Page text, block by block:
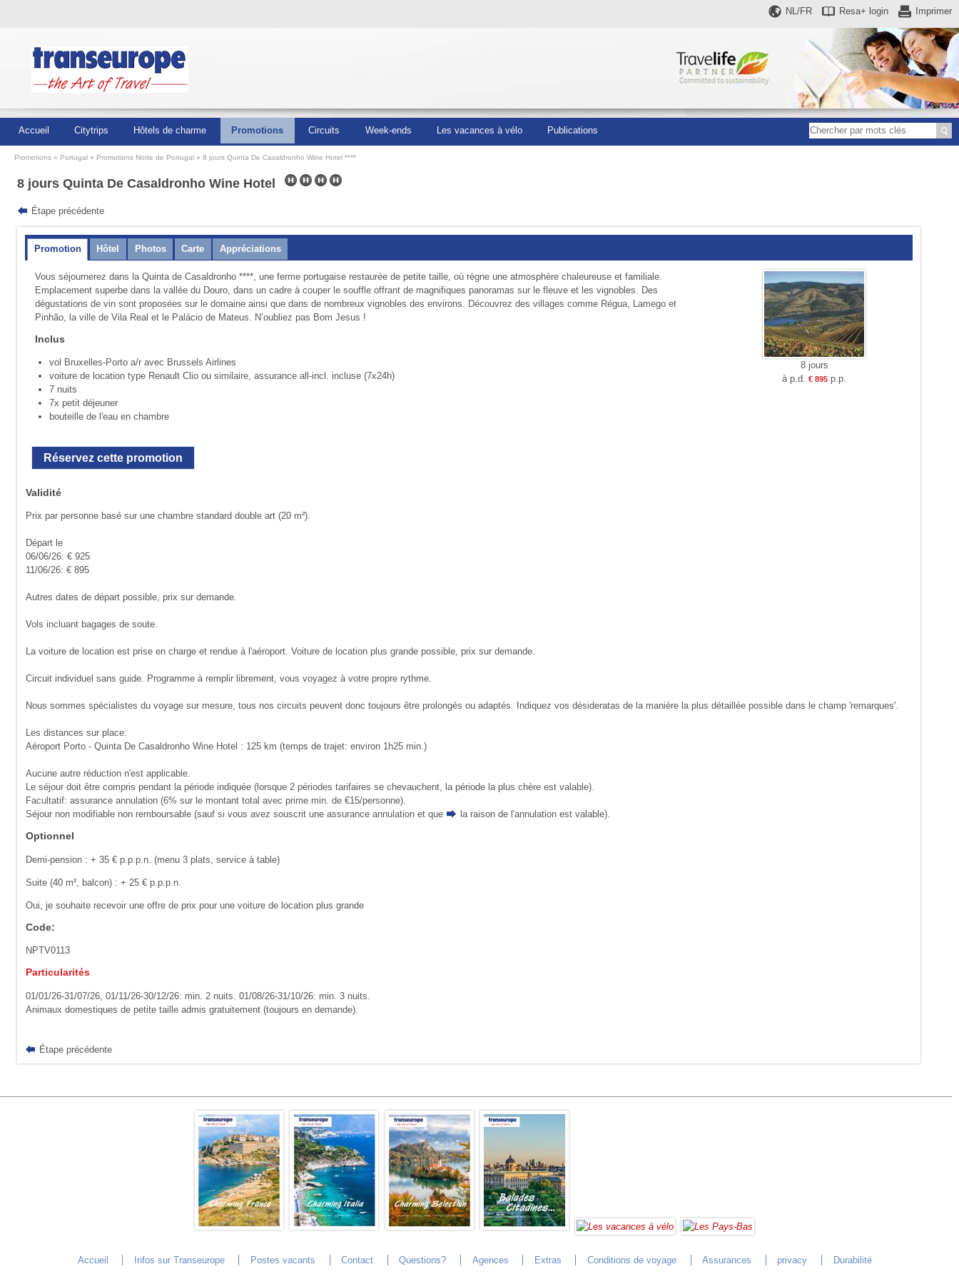
Imprimer
Resa+ login
NL/FR
Accueil Citytrips Hôtels de charme Promotions Circuits Week-ends Les vacances à vélo Publications
Promotions Portugal Promotions Norte de Portugal 8 jours Quinta De Casaldronho Wine Hotel ****
8 jours Quinta De Casaldronho Wine Hotel
Étape précédente
Promotion Hôtel Photos Carte Appréciations
Vous séjournerez dans la Quinta de Casaldronho ****, une ferme portugaise restaurée de petite taille, où règne une atmosphère chaleureuse et familiale.
Emplacement superbe dans la vallée du Douro, dans un cadre à couper le souffle offrant de magnifiques panoramas sur le fleuve et les vignobles. Des
dégustations de vin sont proposées sur le domaine ainsi que dans de nombreux vignobles des environs. Découvrez des villages comme Régua, Lamego et
Pinhão, la ville de Vila Real et le Palácio de Mateus. N’oubliez pas Bom Jesus !
Inclus
vol Bruxelles-Porto a/r avec Brussels Airlines
voiture de location type Renault Clio ou similaire, assurance all-incl. incluse (7x24h)
7 nuits
7x petit déjeuner
bouteille de l'eau en chambre
8 jours
à p.d.€ 895 p.p.
Réservez cette promotion
Validité
Prix par personne basé sur une chambre standard double art (20 m²).
Départ le
06/06/26: € 925
11/06/26: € 895
Autres dates de départ possible, prix sur demande.
Vols incluant bagages de soute.
La voiture de location est prise en charge et rendue à l'aéroport. Voiture de location plus grande possible, prix sur demande.
Circuit individuel sans guide. Programme à remplir librement, vous voyagez à votre propre rythme.
Nous sommes spécialistes du voyage sur mesure, tous nos circuits peuvent donc toujours être prolongés ou adaptés. Indiquez vos désideratas de la manière la plus détaillée possible dans le champ 'remarques'.
Les distances sur place:
Aéroport Porto - Quinta De Casaldronho Wine Hotel : 125 km (temps de trajet: environ 1h25 min.)
Aucune autre réduction n'est applicable.
Le séjour doit être compris pendant la période indiquée (lorsque 2 périodes tarifaires se chevauchent, la période la plus chère est valable).
Facultatif: assurance annulation (6% sur le montant total avec prime min. de €15/personne).
Séjour non modifiable non remboursable (sauf si vous avez souscrit une assurance annulation et que
la raison de l'annulation est valable).
Optionnel
Demi-pension : + 35 € p.p.p.n. (menu 3 plats, service à table)
Suite (40 m², balcon) : + 25 € p.p.p.n.
Oui, je souhaite recevoir une offre de prix pour une voiture de location plus grande
Code:
NPTV0113
Particularités
01/01/26-31/07/26, 01/11/26-30/12/26: min. 2 nuits. 01/08/26-31/10/26: min. 3 nuits.
Animaux domestiques de petite taille admis gratuitement (toujours en demande).
Étape précédente
Accueil Infos sur Transeurope Postes vacants Contact Questions? Agences Extras Conditions de voyage Assurances privacy Durabilité